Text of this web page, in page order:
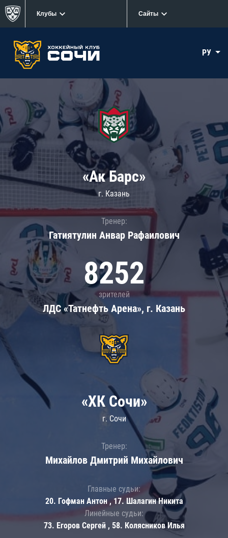
Клубы Сайты
РУ
«Ак Барс»
г. Казань
Тренер:
Гатиятулин Анвар Рафаилович
8252
зрителей
ЛДС «Татнефть Арена», г. Казань
«ХК Сочи»
г. Сочи
Тренер:
Михайлов Дмитрий Михайлович
Главные судьи:
20. Гофман Антон , 17. Шалагин Никита
Линейные судьи:
73. Егоров Сергей , 58. Колясников Илья